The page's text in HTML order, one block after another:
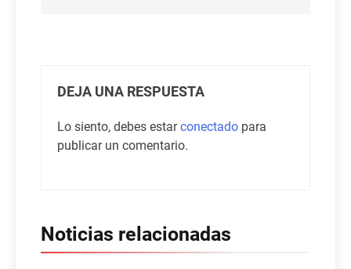
DEJA UNA RESPUESTA
Lo siento, debes estarconectado para
publicar un comentario.
Noticias relacionadas